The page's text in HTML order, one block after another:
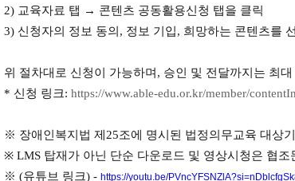
2) 교육자료 탭 → 콘텐츠 공동활용신청 탭을 클릭
3) 신청자의 정보 동의, 정보 기입, 희망하는 콘텐츠를
위 절차대로 신청이 가능하며, 승인 및 전달까지는 최
* 신청 링크: https://www.able-edu.or.kr/member/
※ 장애인복지법 제25조에 명시된 법정의무교육 대상
※ LMS 탑재가 아닌 단순 다운로드 및 영상시청은 협
※ (유튜브 링크) - https://youtu.be/